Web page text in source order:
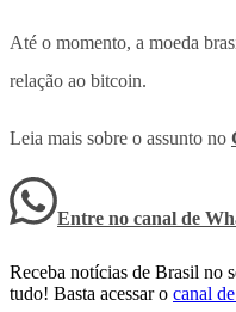
Até o momento, a moeda
relação ao bitcoin.
Leia mais sobre o assunto no
Entre no canal de
Receba notícias de Brasil no
tudo! Basta acessar o canal